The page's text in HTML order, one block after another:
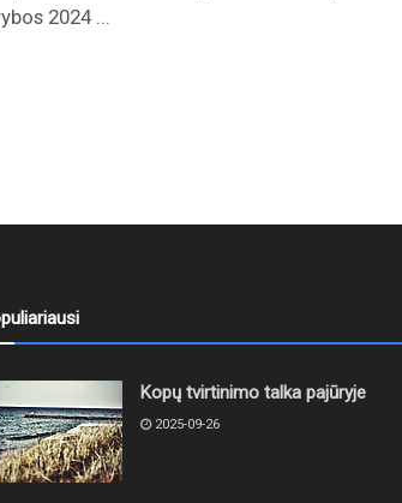
2024 ...
Kopų tvirtinimo talka pajūryje
2025-09-26